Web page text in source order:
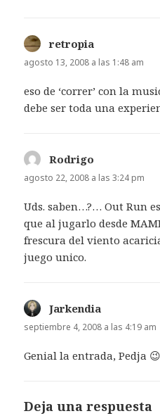
retropia
agosto 13, 2008 a las 1:48 am
eso de ‘correr’ con la
debe ser toda una
Rodrigo
agosto 22, 2008 a las 3:24 pm
Uds. saben…?… Out Run
que al jugarlo desde
frescura del viento
juego unico.
Jarkendia
septiembre 4, 2008 a las 4:19 am
Genial la entrada, Pedja 😉
Deja una respuesta